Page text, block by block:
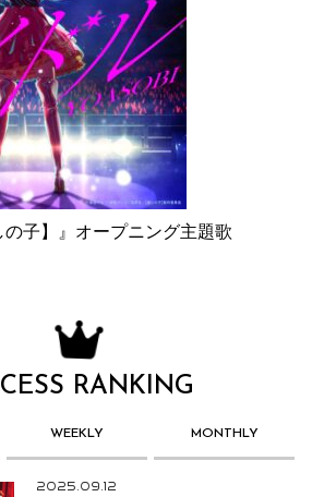
子】』オープニング主題歌
RANKING
WEEKLY MONTHLY
2025.09.12